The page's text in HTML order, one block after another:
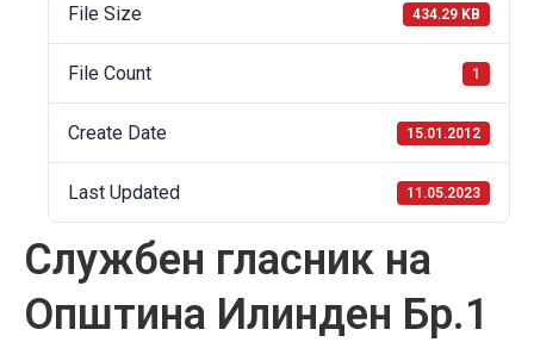
File Size 434.29 KB
File Count 1
Create Date 15.01.2012
Last Updated 11.05.2023
Службен гласник на
Општина Илинден Бр.1